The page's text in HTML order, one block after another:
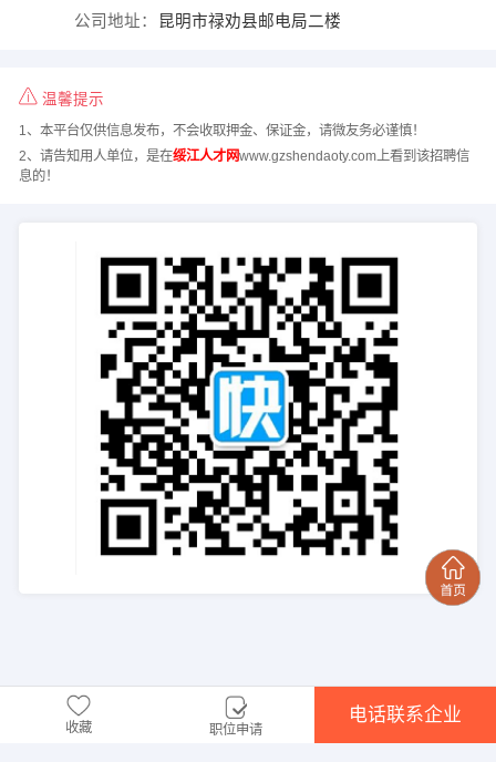
公司地址： 昆明市禄劝县邮电局二楼
温馨提示
1、本平台仅供信息发布，不会收取押金、保证金，请微友务必谨慎！
2、请告知用人单位，是在绥江人才网www.gzshendaoty.com上看到该招聘信
息的！
收藏 职位申请
电话联系企业